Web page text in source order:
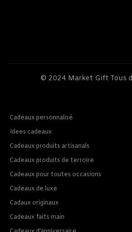
© 2024 Market Gift Tous
Cadeaux personnalisé
Idees cadeaux
Cadeaux produits artisanals
Cadeaux produits de terroire
Cadeaux pour toutes occasions
Cadeaux de luxe
Cadaux originaux
Cadeaux faits main